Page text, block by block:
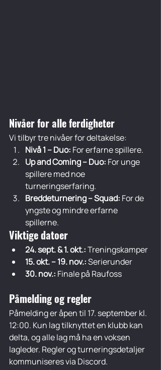
Nivåer for alle ferdigheter
Vi tilbyr tre nivåer for deltakelse:
Nivå 1 – Duo: For erfarne spillere.
Up and Coming – Duo: For unge
spillere med noe
turneringserfaring.
Breddeturnering – Squad: For de
yngste og mindre erfarne
spillerne.
Viktige datoer
24. sept. & 1. okt.: Treningskamper
15. okt. – 19. nov.: Serierunder
30. nov.: Finale på Raufoss
Påmelding og regler
Påmelding er åpen til 17. september kl.
12:00. Kun lag tilknyttet en klubb kan
delta, og alle lag må ha en voksen
lagleder. Regler og turneringsdetaljer
kommuniseres via Discord.